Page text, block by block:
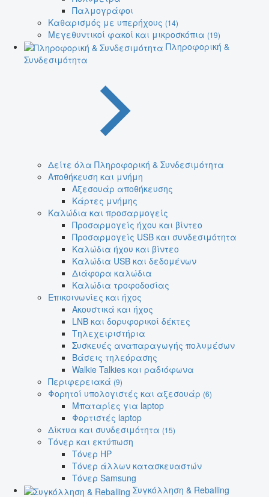
Παλμογράφοι
Καθαρισμός με υπερήχους (14)
Μεγεθυντικοί φακοί και μικροσκόπια (19)
Πληροφορική &
Συνδεσιμότητα
Δείτε όλα Πληροφορική & Συνδεσιμότητα
Αποθήκευση και μνήμη
Αξεσουάρ αποθήκευσης
Κάρτες μνήμης
Καλώδια και προσαρμογείς
Προσαρμογείς ήχου και βίντεο
Προσαρμογείς USB και συνδεσιμότητα
Καλώδια ήχου και βίντεο
Καλώδια USB και δεδομένων
Διάφορα καλώδια
Καλώδια τροφοδοσίας
Επικοινωνίες και ήχος
Ακουστικά και ήχος
LNB και δορυφορικοί δέκτες
Τηλεχειριστήρια
Συσκευές αναπαραγωγής πολυμέσων
Βάσεις τηλεόρασης
Walkie Talkies και ραδιόφωνα
Περιφερειακά (9)
Φορητοί υπολογιστές και αξεσουάρ (6)
Μπαταρίες για laptop
Φορτιστές laptop
Δίκτυα και συνδεσιμότητα (15)
Τόνερ και εκτύπωση
Τόνερ HP
Τόνερ άλλων κατασκευαστών
Τόνερ Samsung
Συγκόλληση & Reballing